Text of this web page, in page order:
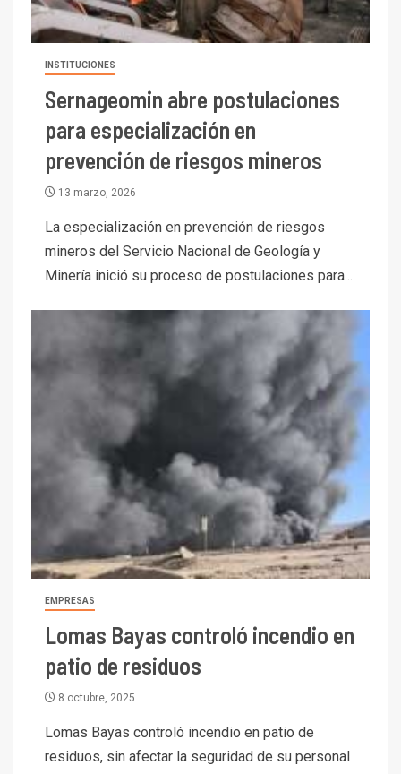
INSTITUCIONES
Sernageomin abre postulaciones
para especialización en
prevención de riesgos mineros
13 marzo, 2026
La especialización en prevención de riesgos
mineros del Servicio Nacional de Geología y
Minería inició su proceso de postulaciones para...
EMPRESAS
Lomas Bayas controló incendio en
patio de residuos
8 octubre, 2025
Lomas Bayas controló incendio en patio de
residuos, sin afectar la seguridad de su personal
3
crecimiento regional: Banco
Central reporta resultados
dispares en el primer